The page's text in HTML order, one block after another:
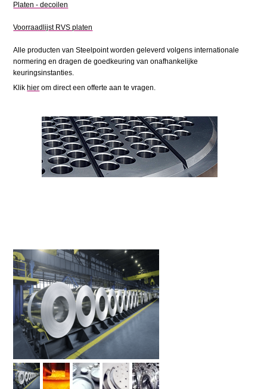
Platen - decoilen
Voorraadlijst RVS platen
Alle producten van Steelpoint worden geleverd volgens internationale
normering en dragen de goedkeuring van onafhankelijke
keuringsinstanties.
Klik hier om direct een offerte aan te vragen.